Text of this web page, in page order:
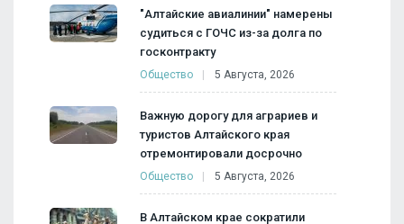
"Алтайские авиалинии" намерены
судиться с ГОЧС из-за долга по
госконтракту
Общество 5 Августа, 2026
Важную дорогу для аграриев и
туристов Алтайского края
отремонтировали досрочно
Общество 5 Августа, 2026
В Алтайском крае сократили